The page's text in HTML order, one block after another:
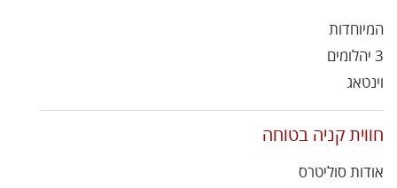
המיוחדות
3 יהלומים
וינטאג
חווית קניה בטוחה
אודות סוליטרס